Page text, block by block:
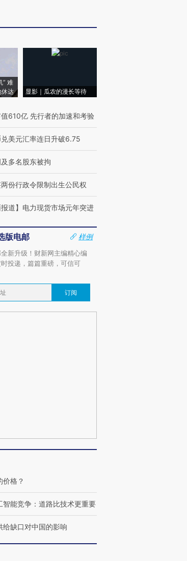
” 难
休达
显影｜瓜农的漫长等待
610亿 先行者的加速和考验
美元汇率连日升破6.75
多名股东被拘
份行政令限制出生公民权
报道】电力现货市场元年突进
版电邮
样例
新升级！财新网主编精心编
投递，篇篇重磅，可信可
订阅
价格？
智能竞争：道路比技术更重要
给缺口对中国的影响